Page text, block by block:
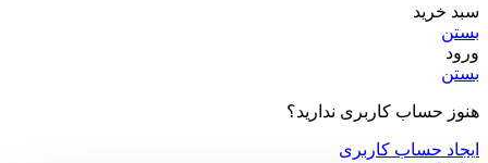
سبد خرید
بستن
ورود
بستن
هنوز حساب کاربری ندارید؟
ایجاد حساب کاربری